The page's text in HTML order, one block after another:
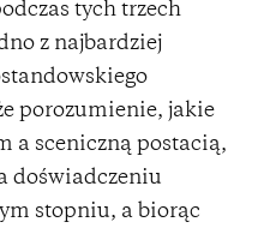
tych trzech
z najbardziej
porozumienie, jakie
a sceniczną postacią,
doświadczeniu
stopniu, a biorąc